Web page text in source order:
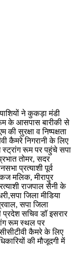
ने कुकड़ा मंडी
के आसपास बारीकी से
सुरक्षा व निष्पक्षता
कैमरे निगरानी के लिए
रूम पर पहुंचे सपा
तोमर, सदर
प्रत्याशी पूर्व
मलिक, मीरापुर
राजपाल सैनी के
जिला मीडिया
सपा जिला
प्रदेश सचिव डॉ इसरार
रूम स्थल पर
कैमरे के लिए
की मौजूदगी में